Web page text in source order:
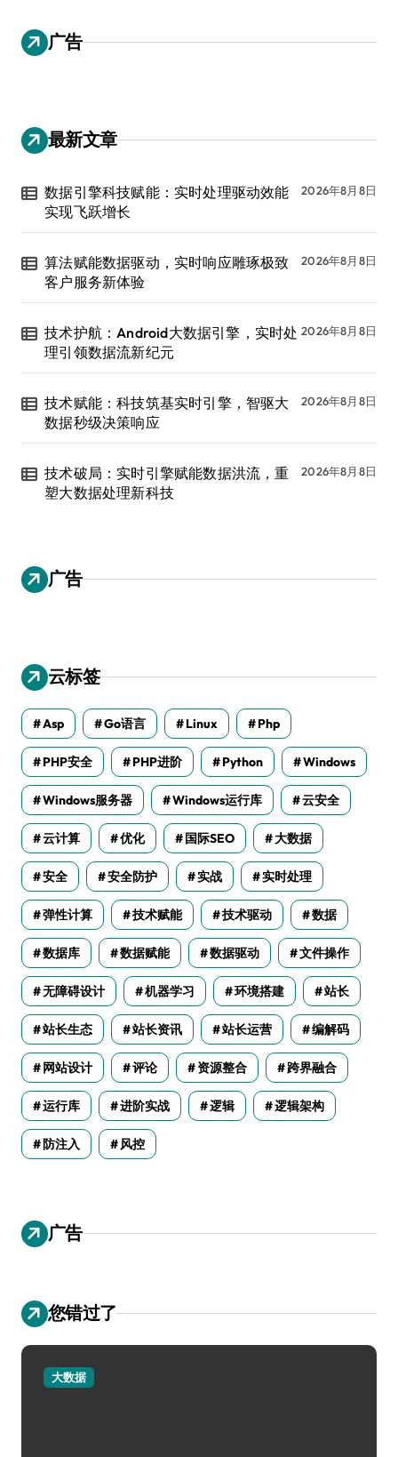
广告
最新文章
数据引擎科技赋能：实时处理驱动效能
实现飞跃增长
2026年8月8日
算法赋能数据驱动，实时响应雕琢极致
客户服务新体验
2026年8月8日
技术护航：Android大数据引擎，实时处
理引领数据流新纪元
2026年8月8日
技术赋能：科技筑基实时引擎，智驱大
数据秒级决策响应
2026年8月8日
技术破局：实时引擎赋能数据洪流，重
塑大数据处理新科技
2026年8月8日
广告
云标签
Asp Go语言 Linux Php
PHP安全 PHP进阶 Python Windows
Windows服务器 Windows运行库 云安全
云计算 优化 国际SEO 大数据
安全 安全防护 实战 实时处理
弹性计算 技术赋能 技术驱动 数据
数据库 数据赋能 数据驱动 文件操作
无障碍设计 机器学习 环境搭建 站长
站长生态 站长资讯 站长运营 编解码
网站设计 评论 资源整合 跨界融合
运行库 进阶实战 逻辑 逻辑架构
防注入 风控
广告
您错过了
大数据